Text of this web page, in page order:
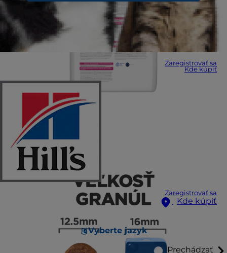
Zaregistrovať sa
Kde kúpiť
Zaregistrovať sa
Kde kúpiť
Vyberte jazyk
Prechádzať